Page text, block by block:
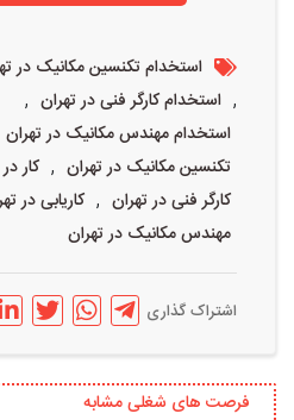
استخدام تکنسین مکانیک در
, استخدام کارگر فنی در تهران ,
استخدام مهندس مکانیک در تهران
تکنسین مکانیک در تهران , کار
کارگر فنی در تهران , کاریابی در
مهندس مکانیک در تهران
اشتراک گذاری
فرصت های شغلی مشابه